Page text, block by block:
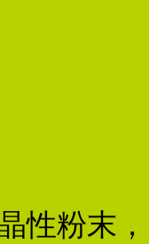
性粉末，